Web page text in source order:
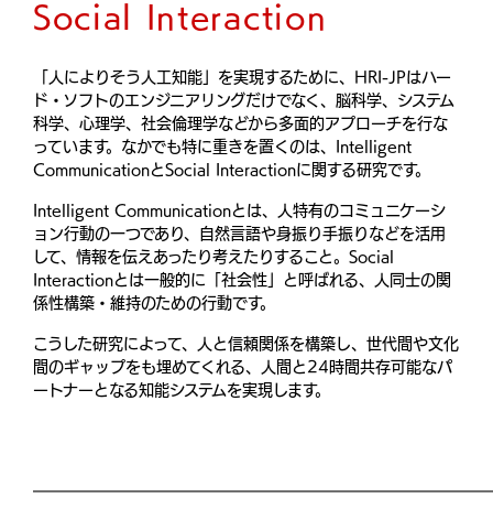
Social Interaction
「人によりそう人工知能」を実現するために、HRI-JPはハー
ド・ソフトのエンジニアリングだけでなく、脳科学、システム
科学、心理学、社会倫理学などから多面的アプローチを行な
っています。なかでも特に重きを置くのは、Intelligent
CommunicationとSocial Interactionに関する研究です。
Intelligent Communicationとは、人特有のコミュニケーシ
ョン行動の一つであり、自然言語や身振り手振りなどを活用
して、情報を伝えあったり考えたりすること。Social
Interactionとは一般的に「社会性」と呼ばれる、人同士の関
係性構築・維持のための行動です。
こうした研究によって、人と信頼関係を構築し、世代間や文化
間のギャップをも埋めてくれる、人間と24時間共存可能なパ
ートナーとなる知能システムを実現します。